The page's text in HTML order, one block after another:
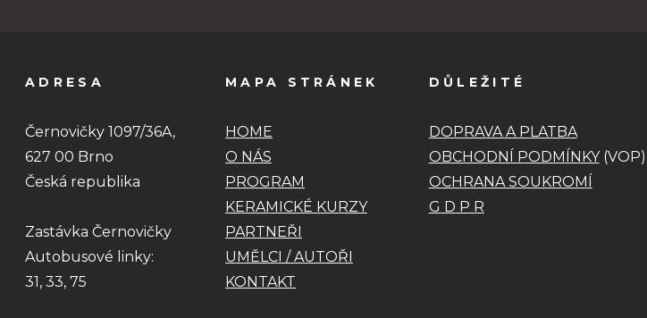
ADRESA
Černovičky 1097/36A,
627 00 Brno
Česká republika
Zastávka Černovičky
Autobusové linky:
31, 33, 75
MAPA STRÁNEK
HOME
O NÁS
PROGRAM
KERAMICKÉ KURZY
PARTNEŘI
UMĚLCI / AUTOŘI
KONTAKT
DŮLEŽITÉ
DOPRAVA A PLATBA
OBCHODNÍ PODMÍNKY(VOP)
OCHRANA SOUKROMÍ
G D P R